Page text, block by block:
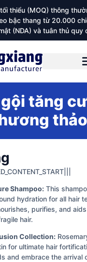
thiểu (MOQ) thông
bậc thang từ 20.000
(NDA) và tuân thủ quy
gội tăng
thảo
Shampoo: This
hydration for all hair
purifies, and
hair.
Collection:
for ultimate hair
and embrace the arrival